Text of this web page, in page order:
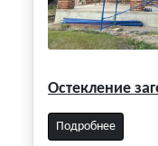
Остекление
Подробнее